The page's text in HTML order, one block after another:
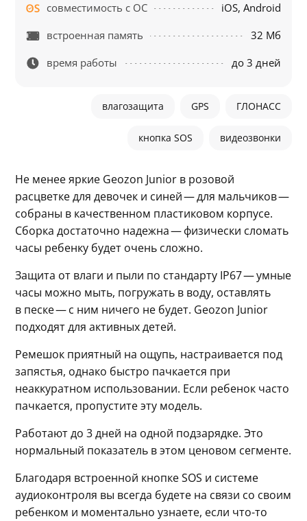
совместимость с ОС
iOS, Android
встроенная память
32 Мб
время работы
до 3 дней
влагозащита GPS ГЛОНАСC
кнопка SOS видеозвонки
Не менее яркие Geozon Junior в розовой
расцветке для девочек и синей — для мальчиков —
собраны в качественном пластиковом корпусе.
Сборка достаточно надежна — физически сломать
часы ребенку будет очень сложно.
Защита от влаги и пыли по стандарту IP67 — умные
часы можно мыть, погружать в воду, оставлять
в песке — с ним ничего не будет. Geozon Junior
подходят для активных детей.
Ремешок приятный на ощупь, настраивается под
запястья, однако быстро пачкается при
неаккуратном использовании. Если ребенок часто
пачкается, пропустите эту модель.
Работают до 3 дней на одной подзарядке. Это
нормальный показатель в этом ценовом сегменте.
Благодаря встроенной кнопке SOS и системе
аудиоконтроля вы всегда будете на связи со своим
ребенком и моментально узнаете, если что-то